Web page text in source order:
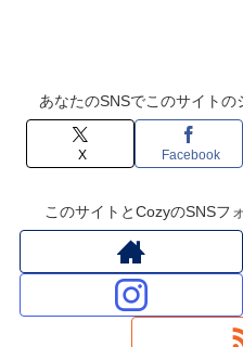
あなたのSNSでこのサイト
X Facebook
このサイトとCozyのSNSフ